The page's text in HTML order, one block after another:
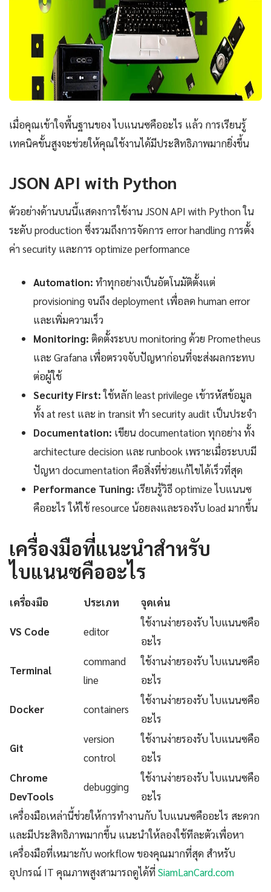
เมื่อคุณเข้าใจพื้นฐานของ ไบแนนซคืออะไร แล้ว การเรียนรู้
เทคนิคขั้นสูงจะช่วยให้คุณใช้งานได้มีประสิทธิภาพมากยิ่งขึ้น
JSON API with Python
ตัวอย่างด้านบนนี้แสดงการใช้งาน JSON API with Python ใน
ระดับ production ซึ่งรวมถึงการจัดการ error handling การตั้ง
ค่า security และการ optimize performance
Automation: ทำทุกอย่างเป็นอัตโนมัติตั้งแต่
provisioning จนถึง deployment เพื่อลด human error
และเพิ่มความเร็ว
Monitoring: ติดตั้งระบบ monitoring ด้วย Prometheus
และ Grafana เพื่อตรวจจับปัญหาก่อนที่จะส่งผลกระทบ
ต่อผู้ใช้
Security First:ใช้หลัก least privilege เข้ารหัสข้อมูล
ทั้ง at rest และ in transit ทำ security audit เป็นประจำ
Documentation: เขียน documentation ทุกอย่าง ทั้ง
architecture decision และ runbook เพราะเมื่อระบบมี
ปัญหา documentation คือสิ่งที่ช่วยแก้ไขได้เร็วที่สุด
Performance Tuning: เรียนรู้วิธี optimize ไบแนนซ
คืออะไร ให้ใช้ resource น้อยลงและรองรับ load มากขึ้น
เครื่องมือที่แนะนำสำหรับ
ไบแนนซคืออะไร
เครื่องมือ ประเภท จุดเด่น
VS Code editor
ใช้งานง่ายรองรับ ไบแนนซคือ
อะไร
Terminal
command
line
ใช้งานง่ายรองรับ ไบแนนซคือ
อะไร
Docker containers
ใช้งานง่ายรองรับ ไบแนนซคือ
อะไร
Git
version
control
ใช้งานง่ายรองรับ ไบแนนซคือ
อะไร
Chrome
DevTools
debugging
ใช้งานง่ายรองรับ ไบแนนซคือ
อะไร
เครื่องมือเหล่านี้ช่วยให้การทำงานกับ ไบแนนซคืออะไร สะดวก
และมีประสิทธิภาพมากขึ้น แนะนำให้ลองใช้ทีละตัวเพื่อหา
เครื่องมือที่เหมาะกับ workflow ของคุณมากที่สุด สำหรับ
อุปกรณ์ IT คุณภาพสูงสามารถดูได้ที่SiamLanCard.com